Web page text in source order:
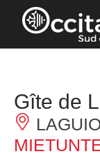
Cookie-
Gîte de